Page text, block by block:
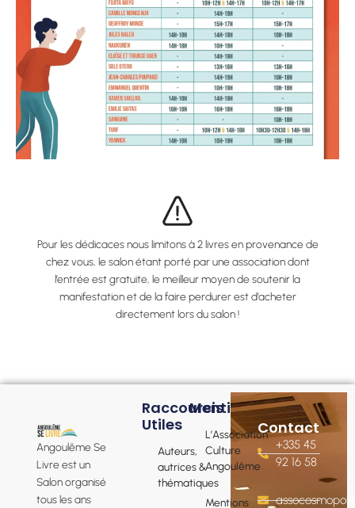
Pour les dédicaces nous limitons à 2 livres en provenance de
chez vous, le salon étant porté par une association dont
l’entrée est gratuite, le meilleur moyen de soutenir la
manifestation et de la faire perdurer est d’acheter
directement lors du salon !
Angoulême Se
Livre est un
Salon organisé
tous les ans
Raccourcis
Utiles
Auteurs,
autrices &
thématiques
Mentions
L’Association
Culture
Angoulême
Mentions
Contact
+335 45
92 16 58